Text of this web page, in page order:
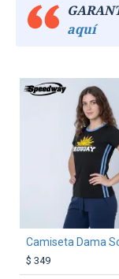
aquí
$ 349